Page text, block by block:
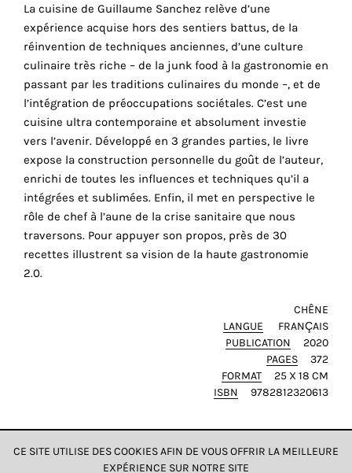
La cuisine de Guillaume Sanchez relève d’une
expérience acquise hors des sentiers battus, de la
réinvention de techniques anciennes, d’une culture
culinaire très riche – de la junk food à la gastronomie en
passant par les traditions culinaires du monde –, et de
l’intégration de préoccupations sociétales. C’est une
cuisine ultra contemporaine et absolument investie
vers l’avenir. Développé en 3 grandes parties, le livre
expose la construction personnelle du goût de l’auteur,
enrichi de toutes les influences et techniques qu’il a
intégrées et sublimées. Enfin, il met en perspective le
rôle de chef à l’aune de la crise sanitaire que nous
traversons. Pour appuyer son propos, près de 30
recettes illustrent sa vision de la haute gastronomie
2.0.
CHÊNE
LANGUE
FRANÇAIS
PUBLICATION
2020
PAGES
372
FORMAT
25 X 18 CM
ISBN
9782812320613
est
obligatoire
et ne peut
être
désactivé.
cookies
sont
nécessaires
pour
fonctionnement
vous
CE SITE UTILISE DES COOKIES AFIN DE VOUS OFFRIR LA MEILLEURE
EXPÉRIENCE SUR NOTRE SITE